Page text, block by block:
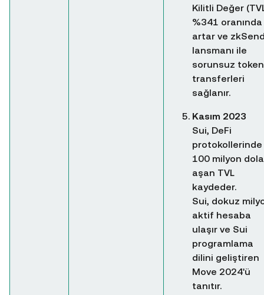
Kilitli Değer
%341 oranında
artar ve
lansmanı ile
sorunsuz token
transferleri
sağlanır.
Kasım 2023
Sui, DeFi
protokollerinde
100 milyon
aşan TVL
kaydeder.
Sui, dokuz
aktif hesaba
ulaşır ve Sui
programlama
dilini geliştiren
Move 2024'ü
tanıtır.